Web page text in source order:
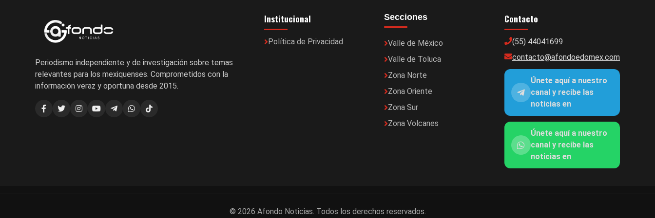
Periodismo independiente y de investigación sobre temas
relevantes para los mexiquenses. Comprometidos con la
información veraz y oportuna desde 2015.
Institucional
Política de Privacidad
Secciones
Valle de México
Valle de Toluca
Zona Norte
Zona Oriente
Zona Sur
Zona Volcanes
Contacto
(55) 44041699
contacto@afondoedomex.com
Únete aquí a nuestro
canal y recibe las
noticias en
Únete aquí a nuestro
canal y recibe las
noticias en
© 2026 Afondo Noticias. Todos los derechos reservados.